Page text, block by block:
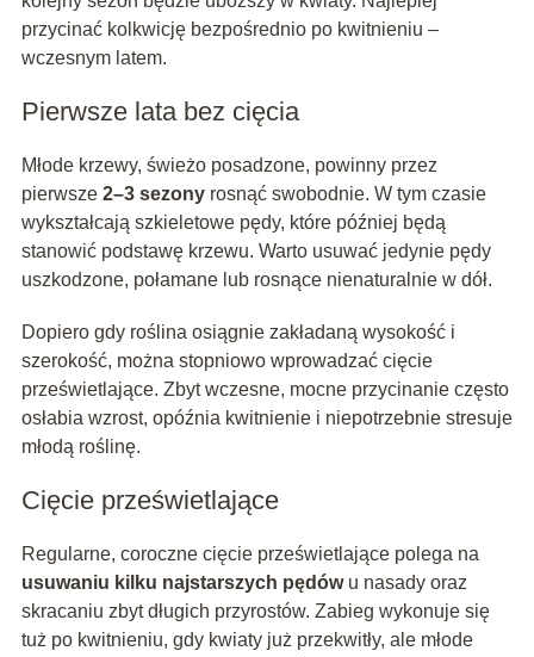
przycinać kolkwicję bezpośrednio po kwitnieniu –
wczesnym latem.
Pierwsze lata bez cięcia
Młode krzewy, świeżo posadzone, powinny przez
pierwsze 2–3 sezonyrosnąć swobodnie. W tym czasie
wykształcają szkieletowe pędy, które później będą
stanowić podstawę krzewu. Warto usuwać jedynie pędy
uszkodzone, połamane lub rosnące nienaturalnie w dół.
Dopiero gdy roślina osiągnie zakładaną wysokość i
szerokość, można stopniowo wprowadzać cięcie
prześwietlające. Zbyt wczesne, mocne przycinanie często
osłabia wzrost, opóźnia kwitnienie i niepotrzebnie stresuje
młodą roślinę.
Cięcie prześwietlające
Regularne, coroczne cięcie prześwietlające polega na
usuwaniu kilku najstarszych pędówu nasady oraz
skracaniu zbyt długich przyrostów. Zabieg wykonuje się
tuż po kwitnieniu, gdy kwiaty już przekwitły, ale młode